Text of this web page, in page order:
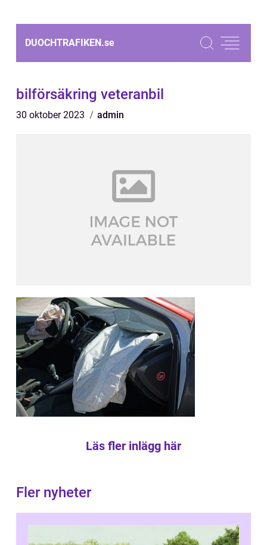
DUOCHTRAFIKEN.se
bilförsäkring veteranbil
30 oktober 2023 admin
Läs fler inlägg här
Fler nyheter